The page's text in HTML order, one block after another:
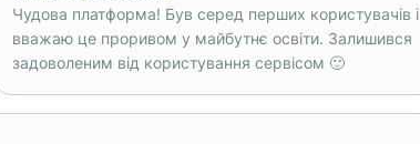
Чудова платформа! Був серед перших користувачів і
вважаю це проривом у майбутнє освіти. Залишився
задоволеним від користування сервісом 🙂